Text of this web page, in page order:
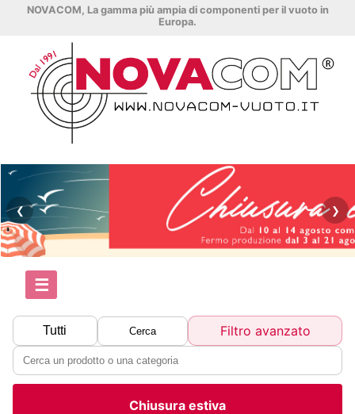
NOVACOM, La gamma più ampia di componenti per il vuoto in
Europa.
❮ ❯
☰
Tutti Cerca Filtro avanzato
Chiusura estiva